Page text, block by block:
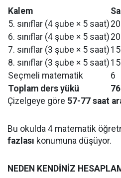
Kalem
5. sınıflar (4 şube × 5 saat) 20
6. sınıflar (4 şube × 5 saat) 20
7. sınıflar (3 şube × 5 saat) 15
8. sınıflar (3 şube × 5 saat) 15
Seçmeli matematik
6
Toplam ders yükü
Çizelgeye göre 57-77 saat
Bu okulda 4 matematik
fazlası konumuna düşüyor.
NEDEN KENDİNİZ